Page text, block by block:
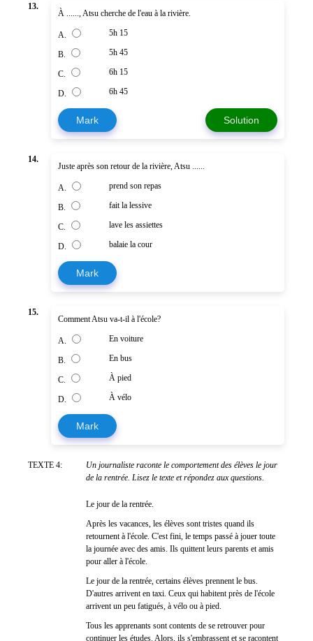
13.
À ......, Atsu cherche de l'eau à la rivière.
A. 5h 15
B. 5h 45
C. 6h 15
D. 6h 45
Mark Solution
14.
Juste après son retour de la rivière, Atsu ......
A. prend son repas
B. fait la lessive
C. lave les assiettes
D. balaie la cour
Mark
15.
Comment Atsu va-t-il à l'école?
A. En voiture
B. En bus
C. À pied
D. À vélo
Mark
TEXTE 4:
Un journaliste raconte le comportement des élèves le jour
de la rentrée. Lisez le texte et répondez aux questions.
Le jour de la rentrée.
Après les vacances, les élèves sont tristes quand ils
retournent à l'école. C'est fini, le temps passé à jouer toute
la journée avec des amis. Ils quittent leurs parents et amis
pour aller à l'école.
Le jour de la rentrée, certains élèves prennent le bus.
D'autres arrivent en taxi. Ceux qui habitent près de l'école
arrivent un peu fatigués, à vélo ou à pied.
Tous les apprenants sont contents de se retrouver pour
continuer les études. Alors, ils s'embrassent et se racontent